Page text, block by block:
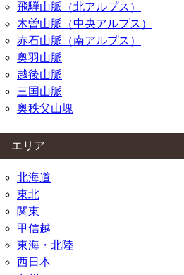
飛騨山脈（北アルプス）
木曽山脈（中央アルプス）
赤石山脈（南アルプス）
奥羽山脈
越後山脈
三国山脈
奥秩父山塊
エリア
北海道
東北
関東
甲信越
東海・北陸
西日本